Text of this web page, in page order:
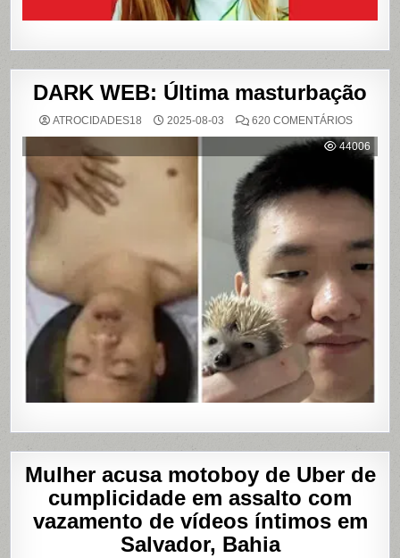
DARK WEB: Última masturbação
ATROCIDADES18 2025-08-03 620 COMENTÁRIOSEM
WEB:
ÚLTIMA
44006
Mulher acusa motoboy de Uber de
cumplicidade em assalto com
vazamento de vídeos íntimos em
Salvador, Bahia